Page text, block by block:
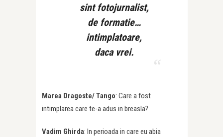
sint fotojurnalist,
de formatie…
intimplatoare,
daca vrei.
Marea Dragoste/Tango: Care a fost
intimplarea care te-a adus in breasla?
Vadim Ghirda: In perioada in care eu abia